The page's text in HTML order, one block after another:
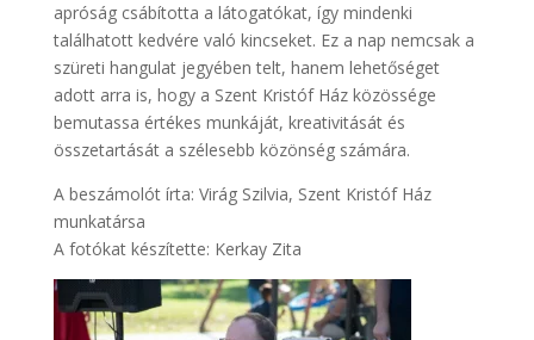
apróság csábította a látogatókat, így mindenki
találhatott kedvére való kincseket. Ez a nap nemcsak a
szüreti hangulat jegyében telt, hanem lehetőséget
adott arra is, hogy a Szent Kristóf Ház közössége
bemutassa értékes munkáját, kreativitását és
összetartását a szélesebb közönség számára.
A beszámolót írta: Virág Szilvia, Szent Kristóf Ház
munkatársa
A fotókat készítette: Kerkay Zita